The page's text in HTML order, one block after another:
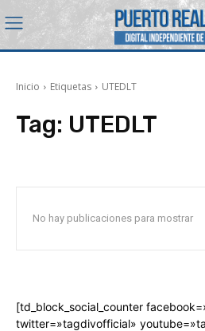
Inicio Etiquetas UTEDLT
Tag: UTEDLT
No hay publicaciones para mostrar
[td_block_social_counter
twitter=»tagdivofficial»